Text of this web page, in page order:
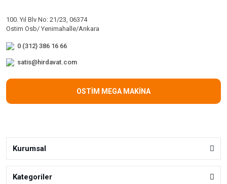
100. Yıl Blv No: 21/23, 06374
Ostim Osb/ Yenimahalle/Ankara
0 (312) 386 16 66
satis@hirdavat.com
OSTİM MEGA MAKİNA
Kurumsal
Kategoriler